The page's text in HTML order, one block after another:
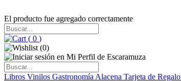
El producto fue agregado correctamente
( 0 )
(0)
Libros Vinilos Gastronomía Alacena Tarjeta de Regalo